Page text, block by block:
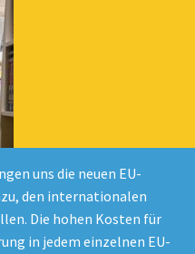
uns die neuen EU-
den internationalen
Die hohen Kosten für
in jedem einzelnen EU-